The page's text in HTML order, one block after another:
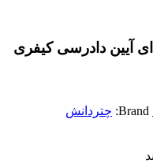
آیین دادرسی کیفری
Brand: چتردانش